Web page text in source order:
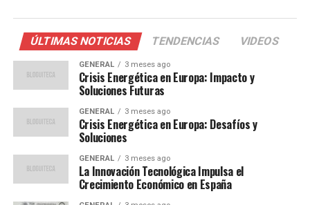
La jefa de Gobierno de la Ciudad de México, Claudia
Sheinbaum, ha anunciado un plan de acción que incluye
el aumento de patrullajes y la instalación de más
cámaras de vigilancia en puntos estratégicos. “Estamos
comprometidos a devolver la tranquilidad a los
ciudadanos. No permitiremos que la delincuencia se
apodere de nuestras calles”, declaró Sheinbaum en una
conferencia de prensa reciente.
Históricamente, la Ciudad de México ha enfrentado
desafíos en materia de seguridad, pero en los últimos
años se había observado una tendencia a la baja en los
ÚLTIMAS NOTICIAS TENDENCIAS VIDEOS
GENERAL 3 meses ago
Crisis Energética en Europa: Impacto y
Soluciones Futuras
GENERAL 3 meses ago
Crisis Energética en Europa: Desafíos y
Soluciones
GENERAL 3 meses ago
La Innovación Tecnológica Impulsa el
Crecimiento Económico en España